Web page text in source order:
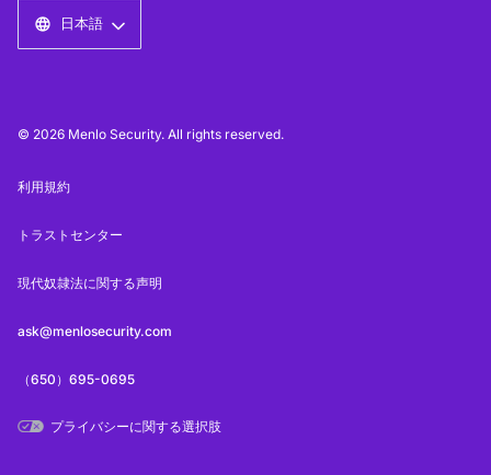
日本語
© 2026 Menlo Security. All rights reserved.
利用規約
トラストセンター
現代奴隷法に関する声明
ask@menlosecurity.com
（650）695-0695
プライバシーに関する選択肢